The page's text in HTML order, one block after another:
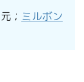
； ミルボン